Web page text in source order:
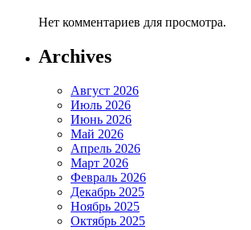
Нет комментариев для просмотра.
Archives
Август 2026
Июль 2026
Июнь 2026
Май 2026
Апрель 2026
Март 2026
Февраль 2026
Декабрь 2025
Ноябрь 2025
Октябрь 2025